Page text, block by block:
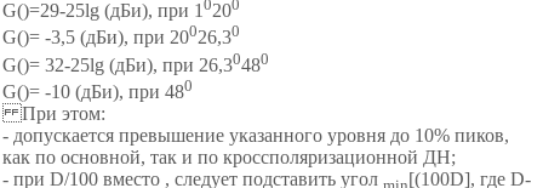
G()=29-25lg (дБи), при 1 0200
G()= -3,5 (дБи), при 20026,30
G()= 32-25lg (дБи), при 26,30480
G()= -10 (дБи), при 480
При этом:
- допускается превышение указанного уровня до 10% пиков,
как по основной, так и по кроссполяризационной ДН;
- при D/100 вместо , следует подставить угол
[(100D], где D-